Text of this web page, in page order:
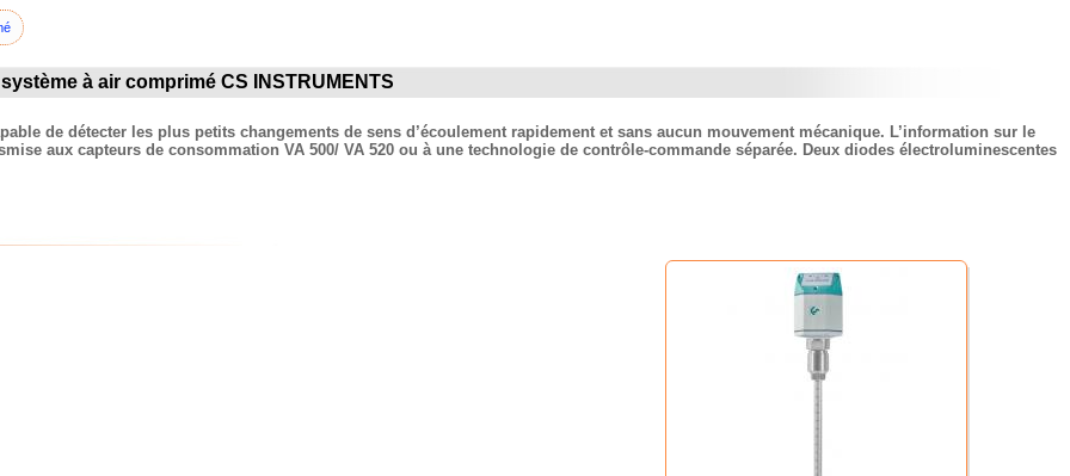
à air comprimé CS INSTRUMENTS
de détecter les plus petits changements de sens d’écoulement rapidement et sans aucun mouvement mécanique. L’information sur le
aux capteurs de consommation VA 500/ VA 520 ou à une technologie de contrôle-commande séparée. Deux diodes électroluminescentes